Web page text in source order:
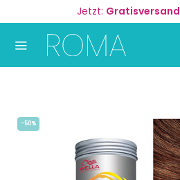
Jetzt: Gratisversand
-50%